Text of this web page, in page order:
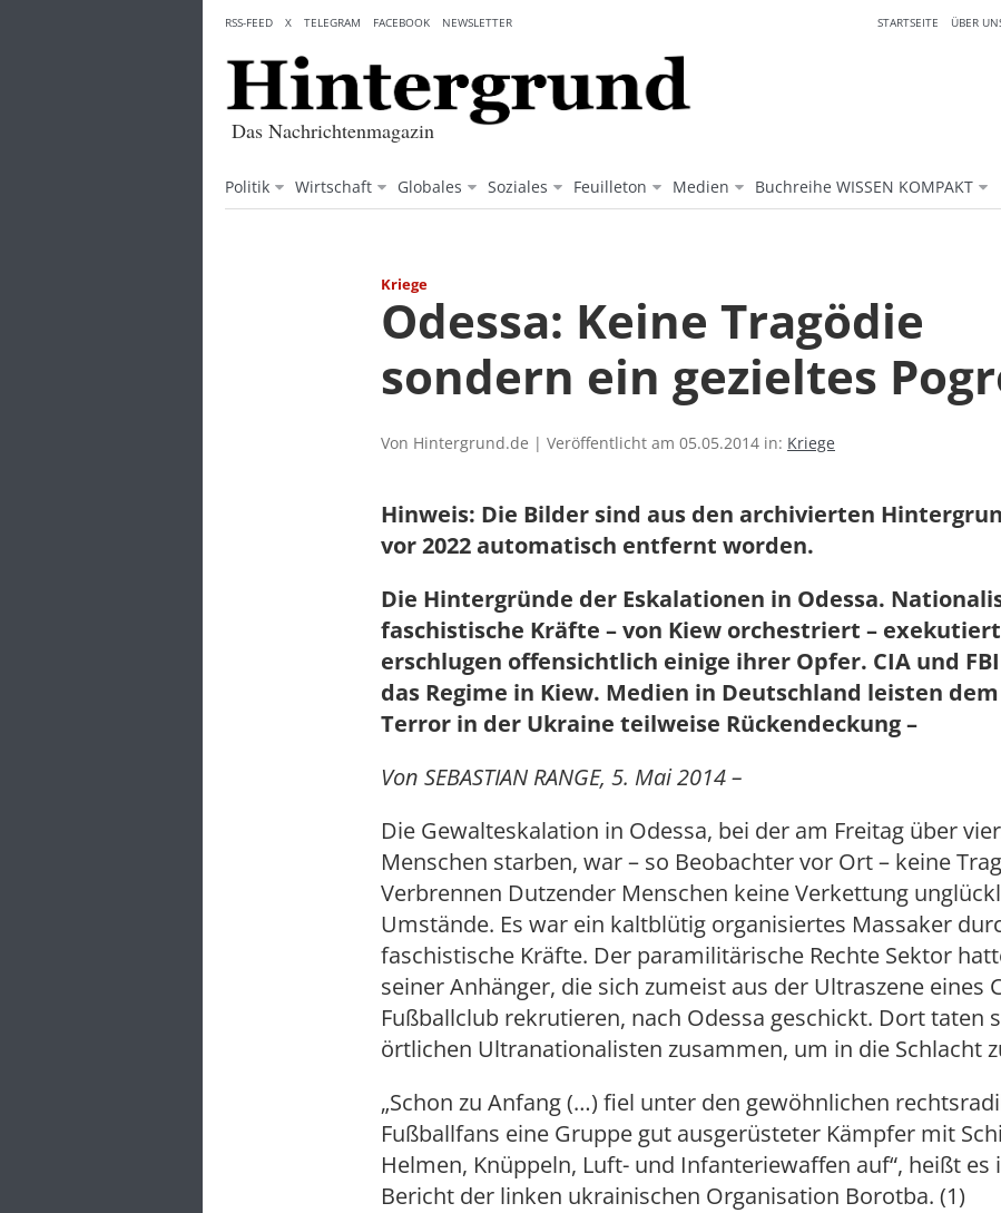
content
Das Nachrichtenmagazin
Politik Wirtschaft Globales Soziales Feuilleton Medien Buchreihe WISSEN KOMPAKT
STARTSEITE ÜBER
RSS-FEED X TELEGRAM FACEBOOK NEWSLETTER
Kriege
Odessa: Keine Tragödie
sondern ein gezieltes
Von Hintergrund.de | Veröffentlicht am 05.05.2014 in: Kriege
Hinweis: Die Bilder sind aus den archivierten
vor 2022 automatisch entfernt worden.
Die Hintergründe der Eskalationen in Odessa.
faschistische Kräfte – von Kiew orchestriert –
erschlugen offensichtlich einige ihrer Opfer. CIA und
das Regime in Kiew. Medien in Deutschland leisten
Terror in der Ukraine teilweise Rückendeckung –
Von SEBASTIAN RANGE, 5. Mai 2014 –
Die Gewalteskalation in Odessa, bei der am Freitag über
Menschen starben, war – so Beobachter vor Ort – keine
Verbrennen Dutzender Menschen keine Verkettung
Umstände. Es war ein kaltblütig organisiertes Massaker
faschistische Kräfte. Der paramilitärische Rechte Sektor
seiner Anhänger, die sich zumeist aus der Ultraszene eines
Fußballclub rekrutieren, nach Odessa geschickt. Dort taten
örtlichen Ultranationalisten zusammen, um in die Schlacht
„Schon zu Anfang (…) fiel unter den gewöhnlichen
Fußballfans eine Gruppe gut ausgerüsteter Kämpfer mit
Helmen, Knüppeln, Luft- und Infanteriewaffen auf“, heißt es
Bericht der linken ukrainischen Organisation Borotba. (1)